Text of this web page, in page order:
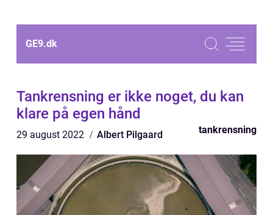
GE9.dk
Tankrensning er ikke noget, du kan
klare på egen hånd
29 august 2022 Albert Pilgaard tankrensning